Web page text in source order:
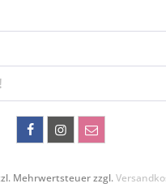
Mehrwertsteuer zzgl.